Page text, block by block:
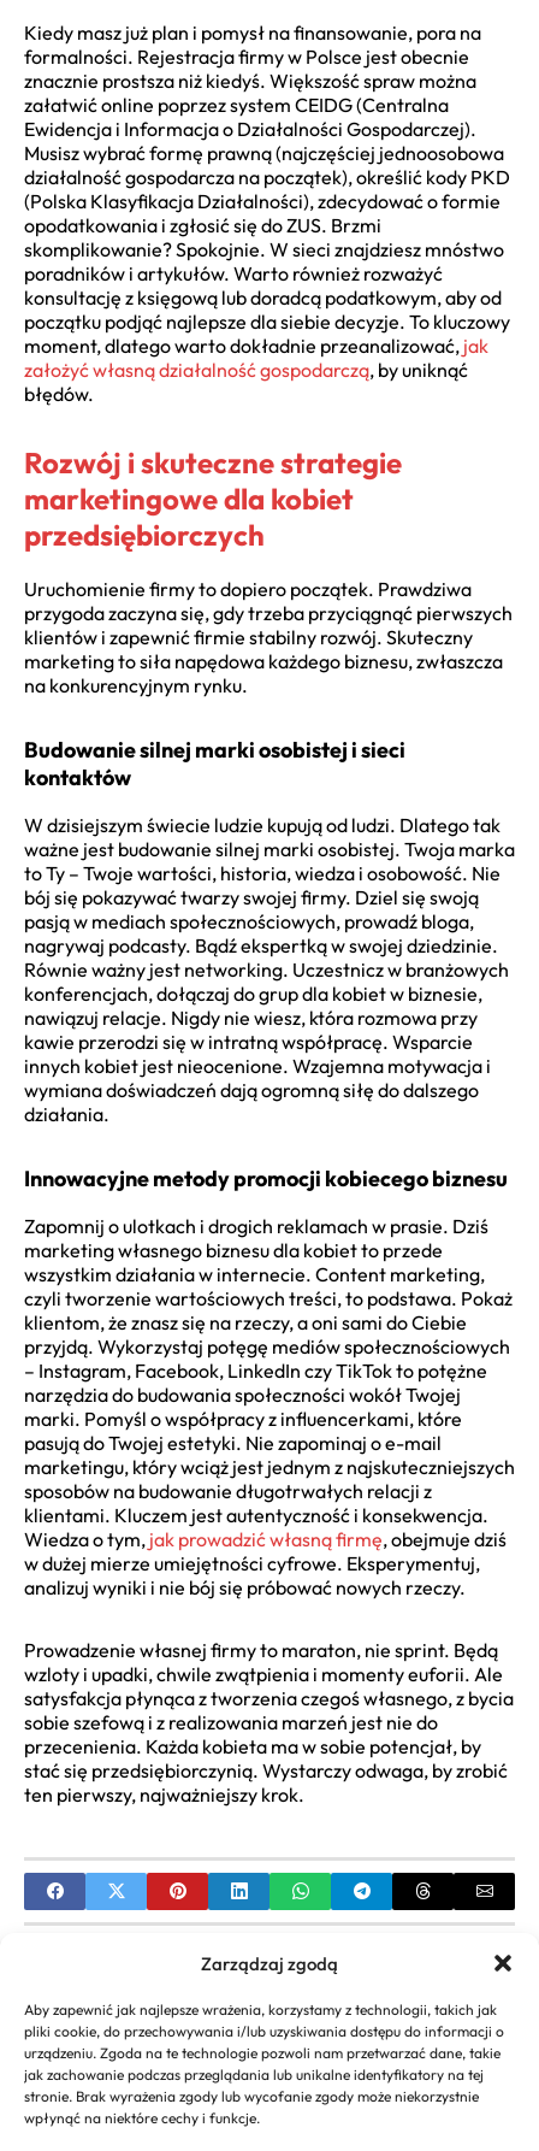
Zarządzaj zgodą
Aby zapewnić jak najlepsze wrażenia, korzystamy z technologii, takich jak
pliki cookie, do przechowywania i/lub uzyskiwania dostępu do informacji o
urządzeniu. Zgoda na te technologie pozwoli nam przetwarzać dane, takie
jak zachowanie podczas przeglądania lub unikalne identyfikatory na tej
stronie. Brak wyrażenia zgody lub wycofanie zgody może niekorzystnie
wpłynąć na niektóre cechy i funkcje.
Kiedy masz już plan i pomysł na finansowanie, pora na
formalności. Rejestracja firmy w Polsce jest obecnie
znacznie prostsza niż kiedyś. Większość spraw można
załatwić online poprzez system CEIDG (Centralna
Ewidencja i Informacja o Działalności Gospodarczej).
Musisz wybrać formę prawną (najczęściej jednoosobowa
działalność gospodarcza na początek), określić kody PKD
(Polska Klasyfikacja Działalności), zdecydować o formie
opodatkowania i zgłosić się do ZUS. Brzmi
skomplikowanie? Spokojnie. W sieci znajdziesz mnóstwo
poradników i artykułów. Warto również rozważyć
konsultację z księgową lub doradcą podatkowym, aby od
początku podjąć najlepsze dla siebie decyzje. To kluczowy
moment, dlatego warto dokładnie przeanalizować, jak
założyć własną działalność gospodarczą, by uniknąć
błędów.
Rozwój i skuteczne strategie
marketingowe dla kobiet
przedsiębiorczych
Uruchomienie firmy to dopiero początek. Prawdziwa
przygoda zaczyna się, gdy trzeba przyciągnąć pierwszych
klientów i zapewnić firmie stabilny rozwój. Skuteczny
marketing to siła napędowa każdego biznesu, zwłaszcza
na konkurencyjnym rynku.
Budowanie silnej marki osobistej i sieci
kontaktów
W dzisiejszym świecie ludzie kupują od ludzi. Dlatego tak
ważne jest budowanie silnej marki osobistej. Twoja marka
to Ty – Twoje wartości, historia, wiedza i osobowość. Nie
bój się pokazywać twarzy swojej firmy. Dziel się swoją
pasją w mediach społecznościowych, prowadź bloga,
nagrywaj podcasty. Bądź ekspertką w swojej dziedzinie.
Równie ważny jest networking. Uczestnicz w branżowych
konferencjach, dołączaj do grup dla kobiet w biznesie,
nawiązuj relacje. Nigdy nie wiesz, która rozmowa przy
kawie przerodzi się w intratną współpracę. Wsparcie
innych kobiet jest nieocenione. Wzajemna motywacja i
wymiana doświadczeń dają ogromną siłę do dalszego
działania.
Innowacyjne metody promocji kobiecego biznesu
Zapomnij o ulotkach i drogich reklamach w prasie. Dziś
marketing własnego biznesu dla kobiet to przede
wszystkim działania w internecie. Content marketing,
czyli tworzenie wartościowych treści, to podstawa. Pokaż
klientom, że znasz się na rzeczy, a oni sami do Ciebie
przyjdą. Wykorzystaj potęgę mediów społecznościowych
– Instagram, Facebook, LinkedIn czy TikTok to potężne
narzędzia do budowania społeczności wokół Twojej
marki. Pomyśl o współpracy z influencerkami, które
pasują do Twojej estetyki. Nie zapominaj o e-mail
marketingu, który wciąż jest jednym z najskuteczniejszych
sposobów na budowanie długotrwałych relacji z
klientami. Kluczem jest autentyczność i konsekwencja.
Wiedza o tym, jak prowadzić własną firmę, obejmuje dziś
w dużej mierze umiejętności cyfrowe. Eksperymentuj,
analizuj wyniki i nie bój się próbować nowych rzeczy.
Prowadzenie własnej firmy to maraton, nie sprint. Będą
wzloty i upadki, chwile zwątpienia i momenty euforii. Ale
satysfakcja płynąca z tworzenia czegoś własnego, z bycia
sobie szefową i z realizowania marzeń jest nie do
przecenienia. Każda kobieta ma w sobie potencjał, by
stać się przedsiębiorczynią. Wystarczy odwaga, by zrobić
ten pierwszy, najważniejszy krok.
Jak prowadzić własną firmę – Poradnik dla
początkujących
NEXT
Zwolnienie chorobowe emeryta przedsiębiorcy:
poznaj kluczowe zasady